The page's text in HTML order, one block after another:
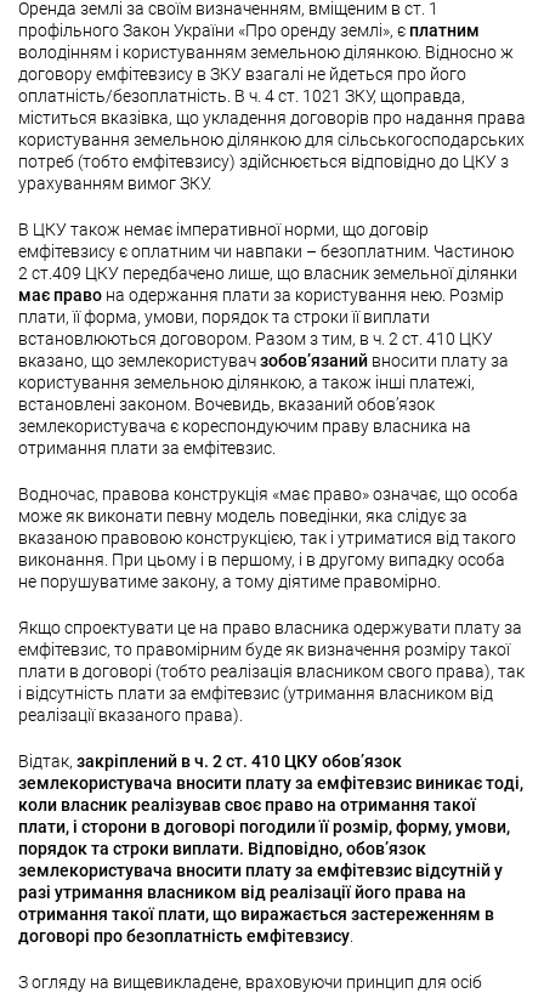
Оренда землі за своїм визначенням, вміщеним в ст. 1
профільного Закон України «Про оренду землі», є платним
володінням і користуванням земельною ділянкою. Відносно ж
договору емфітевзису в ЗКУ взагалі не йдеться про його
оплатність/безоплатність. В ч. 4 ст. 1021 ЗКУ, щоправда,
міститься вказівка, що укладення договорів про надання права
користування земельною ділянкою для сільськогосподарських
потреб (тобто емфітевзису) здійснюється відповідно до ЦКУ з
урахуванням вимог ЗКУ.
В ЦКУ також немає імперативної норми, що договір
емфітевзису є оплатним чи навпаки – безоплатним. Частиною
2 ст.409 ЦКУ передбачено лише, що власник земельної ділянки
має право на одержання плати за користування нею. Розмір
плати, її форма, умови, порядок та строки її виплати
встановлюються договором. Разом з тим, в ч. 2 ст. 410 ЦКУ
вказано, що землекористувачзобов’язаний вносити плату за
користування земельною ділянкою, а також інші платежі,
встановлені законом. Вочевидь, вказаний обов’язок
землекористувача є кореспондуючим праву власника на
отримання плати за емфітевзис.
Водночас, правова конструкція «має право» означає, що особа
може як виконати певну модель поведінки, яка слідує за
вказаною правовою конструкцією, так і утриматися від такого
виконання. При цьому і в першому, і в другому випадку особа
не порушуватиме закону, а тому діятиме правомірно.
Якщо спроектувати це на право власника одержувати плату за
емфітевзис, то правомірним буде як визначення розміру такої
плати в договорі (тобто реалізація власником свого права), так
і відсутність плати за емфітевзис (утримання власником від
реалізації вказаного права).
Відтак, закріплений в ч. 2 ст. 410 ЦКУ обов’язок
землекористувача вносити плату за емфітевзис виникає тоді,
коли власник реалізував своє право на отримання такої
плати, і сторони в договорі погодили її розмір, форму, умови,
порядок та строки виплати. Відповідно, обов’язок
землекористувача вносити плату за емфітевзис відсутній у
разі утримання власником від реалізації його права на
отримання такої плати, що виражається застереженням в
договорі про безоплатність емфітевзису
З огляду на вищевикладене, враховуючи принцип для осіб